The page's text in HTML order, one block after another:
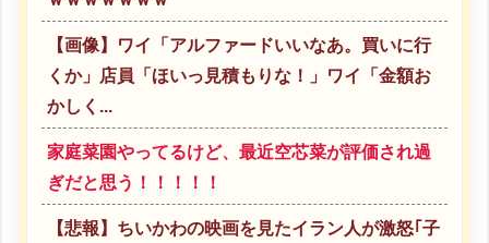
【画像】ワイ「アルファードいいなあ。買いに行
くか」店員「ほいっ見積もりな！」ワイ「金額お
かしく...
家庭菜園やってるけど、最近空芯菜が評価され過
ぎだと思う！！！！！
【悲報】ちいかわの映画を見たイラン人が激怒｢子